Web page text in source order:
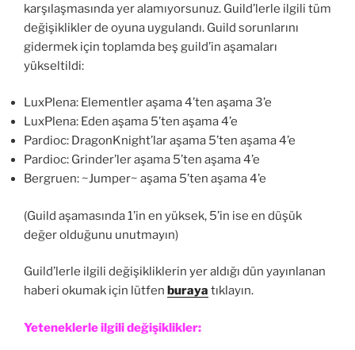
karşılaşmasında yer alamıyorsunuz. Guild’lerle ilgili tüm
değişiklikler de oyuna uygulandı. Guild sorunlarını
gidermek için toplamda beş guild’in aşamaları
yükseltildi:
LuxPlena: Elementler aşama 4’ten aşama 3’e
LuxPlena: Eden aşama 5’ten aşama 4’e
Pardioc: DragonKnight’lar aşama 5’ten aşama 4’e
Pardioc: Grinder’ler aşama 5’ten aşama 4’e
Bergruen: ~Jumper~ aşama 5’ten aşama 4’e
(Guild aşamasında 1’in en yüksek, 5’in ise en düşük
değer olduğunu unutmayın)
Guild’lerle ilgili değişikliklerin yer aldığı dün yayınlanan
haberi okumak için lütfen buraya tıklayın.
Yeteneklerle ilgili değişiklikler: